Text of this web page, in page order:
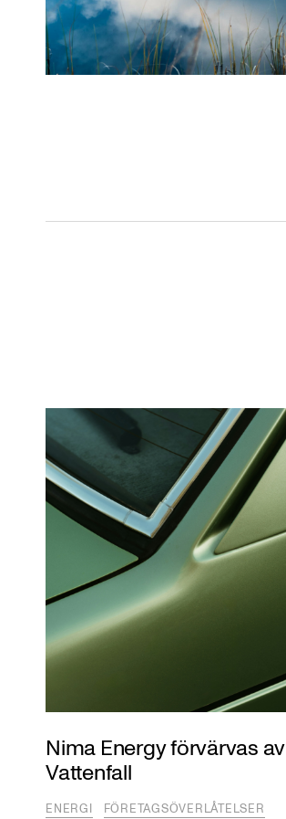
Nima Energy förvärvas av
Vattenfall
ENERGI
FÖRETAGSÖVERLÅTELSER